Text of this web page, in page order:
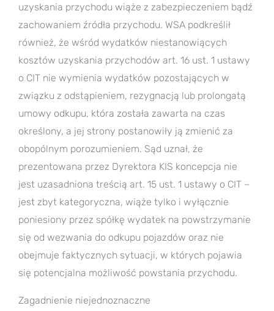
uzyskania przychodu wiąże z zabezpieczeniem bądź
zachowaniem źródła przychodu. WSA podkreślił
również, że wśród wydatków niestanowiących
kosztów uzyskania przychodów art. 16 ust. 1 ustawy
o CIT nie wymienia wydatków pozostających w
związku z odstąpieniem, rezygnacją lub prolongatą
umowy odkupu, która została zawarta na czas
określony, a jej strony postanowiły ją zmienić za
obopólnym porozumieniem. Sąd uznał, że
prezentowana przez Dyrektora KIS koncepcja nie
jest uzasadniona treścią art. 15 ust. 1 ustawy o CIT –
jest zbyt kategoryczna, wiąże tylko i wyłącznie
poniesiony przez spółkę wydatek na powstrzymanie
się od wezwania do odkupu pojazdów oraz nie
obejmuje faktycznych sytuacji, w których pojawia
się potencjalna możliwość powstania przychodu.
Zagadnienie niejednoznaczne